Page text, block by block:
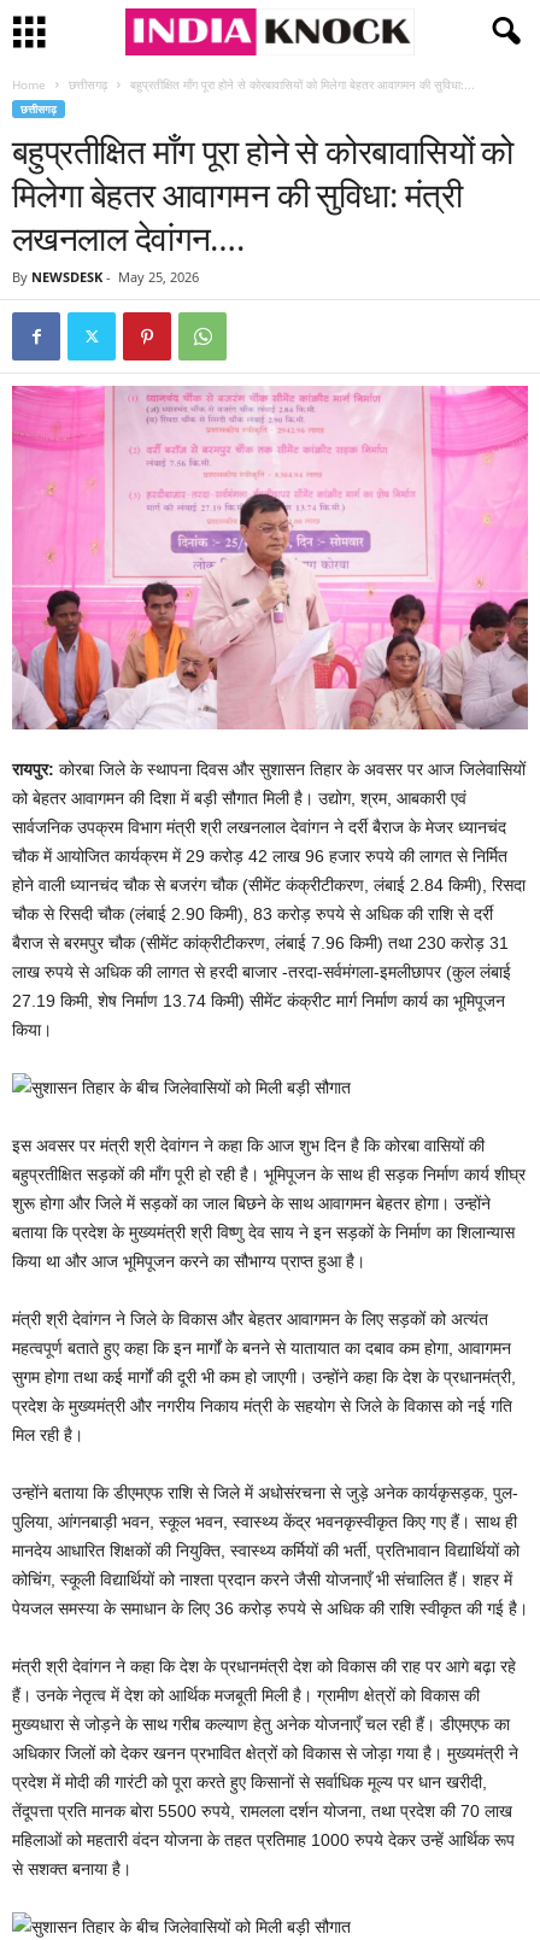
Home छत्तीसगढ़ बहुप्रतीक्षित माँग पूरा होने से कोरबावासियों को मिलेगा बेहतर आवागमन की सुविधा:...
छत्तीसगढ़
बहुप्रतीक्षित माँग पूरा होने से कोरबावासियों को
मिलेगा बेहतर आवागमन की सुविधा: मंत्री
लखनलाल देवांगन….
By NEWSDESK - May 25, 2026
रायपुर: कोरबा जिले के स्थापना दिवस और सुशासन तिहार के अवसर पर आज जिलेवासियों
को बेहतर आवागमन की दिशा में बड़ी सौगात मिली है। उद्योग, श्रम, आबकारी एवं
सार्वजनिक उपक्रम विभाग मंत्री श्री लखनलाल देवांगन ने दर्री बैराज के मेजर ध्यानचंद
चौक में आयोजित कार्यक्रम में 29 करोड़ 42 लाख 96 हजार रुपये की लागत से निर्मित
होने वाली ध्यानचंद चौक से बजरंग चौक (सीमेंट कंक्रीटीकरण, लंबाई 2.84 किमी), रिसदा
चौक से रिसदी चौक (लंबाई 2.90 किमी), 83 करोड़ रुपये से अधिक की राशि से दर्री
बैराज से बरमपुर चौक (सीमेंट कांक्रीटीकरण, लंबाई 7.96 किमी) तथा 230 करोड़ 31
लाख रुपये से अधिक की लागत से हरदी बाजार -तरदा-सर्वमंगला-इमलीछापर (कुल लंबाई
27.19 किमी, शेष निर्माण 13.74 किमी) सीमेंट कंक्रीट मार्ग निर्माण कार्य का भूमिपूजन
किया।
इस अवसर पर मंत्री श्री देवांगन ने कहा कि आज शुभ दिन है कि कोरबा वासियों की
बहुप्रतीक्षित सड़कों की माँग पूरी हो रही है। भूमिपूजन के साथ ही सड़क निर्माण कार्य शीघ्र
शुरू होगा और जिले में सड़कों का जाल बिछने के साथ आवागमन बेहतर होगा। उन्होंने
बताया कि प्रदेश के मुख्यमंत्री श्री विष्णु देव साय ने इन सड़कों के निर्माण का शिलान्यास
किया था और आज भूमिपूजन करने का सौभाग्य प्राप्त हुआ है।
मंत्री श्री देवांगन ने जिले के विकास और बेहतर आवागमन के लिए सड़कों को अत्यंत
महत्वपूर्ण बताते हुए कहा कि इन मार्गों के बनने से यातायात का दबाव कम होगा, आवागमन
सुगम होगा तथा कई मार्गों की दूरी भी कम हो जाएगी। उन्होंने कहा कि देश के प्रधानमंत्री,
प्रदेश के मुख्यमंत्री और नगरीय निकाय मंत्री के सहयोग से जिले के विकास को नई गति
मिल रही है।
उन्होंने बताया कि डीएमएफ राशि से जिले में अधोसंरचना से जुड़े अनेक कार्यकृसड़क, पुल-
पुलिया, आंगनबाड़ी भवन, स्कूल भवन, स्वास्थ्य केंद्र भवनकृस्वीकृत किए गए हैं। साथ ही
मानदेय आधारित शिक्षकों की नियुक्ति, स्वास्थ्य कर्मियों की भर्ती, प्रतिभावान विद्यार्थियों को
कोचिंग, स्कूली विद्यार्थियों को नाश्ता प्रदान करने जैसी योजनाएँ भी संचालित हैं। शहर में
पेयजल समस्या के समाधान के लिए 36 करोड़ रुपये से अधिक की राशि स्वीकृत की गई है।
मंत्री श्री देवांगन ने कहा कि देश के प्रधानमंत्री देश को विकास की राह पर आगे बढ़ा रहे
हैं। उनके नेतृत्व में देश को आर्थिक मजबूती मिली है। ग्रामीण क्षेत्रों को विकास की
मुख्यधारा से जोड़ने के साथ गरीब कल्याण हेतु अनेक योजनाएँ चल रही हैं। डीएमएफ का
अधिकार जिलों को देकर खनन प्रभावित क्षेत्रों को विकास से जोड़ा गया है। मुख्यमंत्री ने
प्रदेश में मोदी की गारंटी को पूरा करते हुए किसानों से सर्वाधिक मूल्य पर धान खरीदी,
तेंदूपत्ता प्रति मानक बोरा 5500 रुपये, रामलला दर्शन योजना, तथा प्रदेश की 70 लाख
महिलाओं को महतारी वंदन योजना के तहत प्रतिमाह 1000 रुपये देकर उन्हें आर्थिक रूप
से सशक्त बनाया है।